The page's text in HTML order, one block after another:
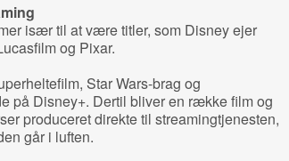
især til at være titler, som Disney ejer
og Pixar.
Star Wars-brag og
på Disney+. Dertil bliver en række film og
produceret direkte til streamingtjenesten,
går i luften.